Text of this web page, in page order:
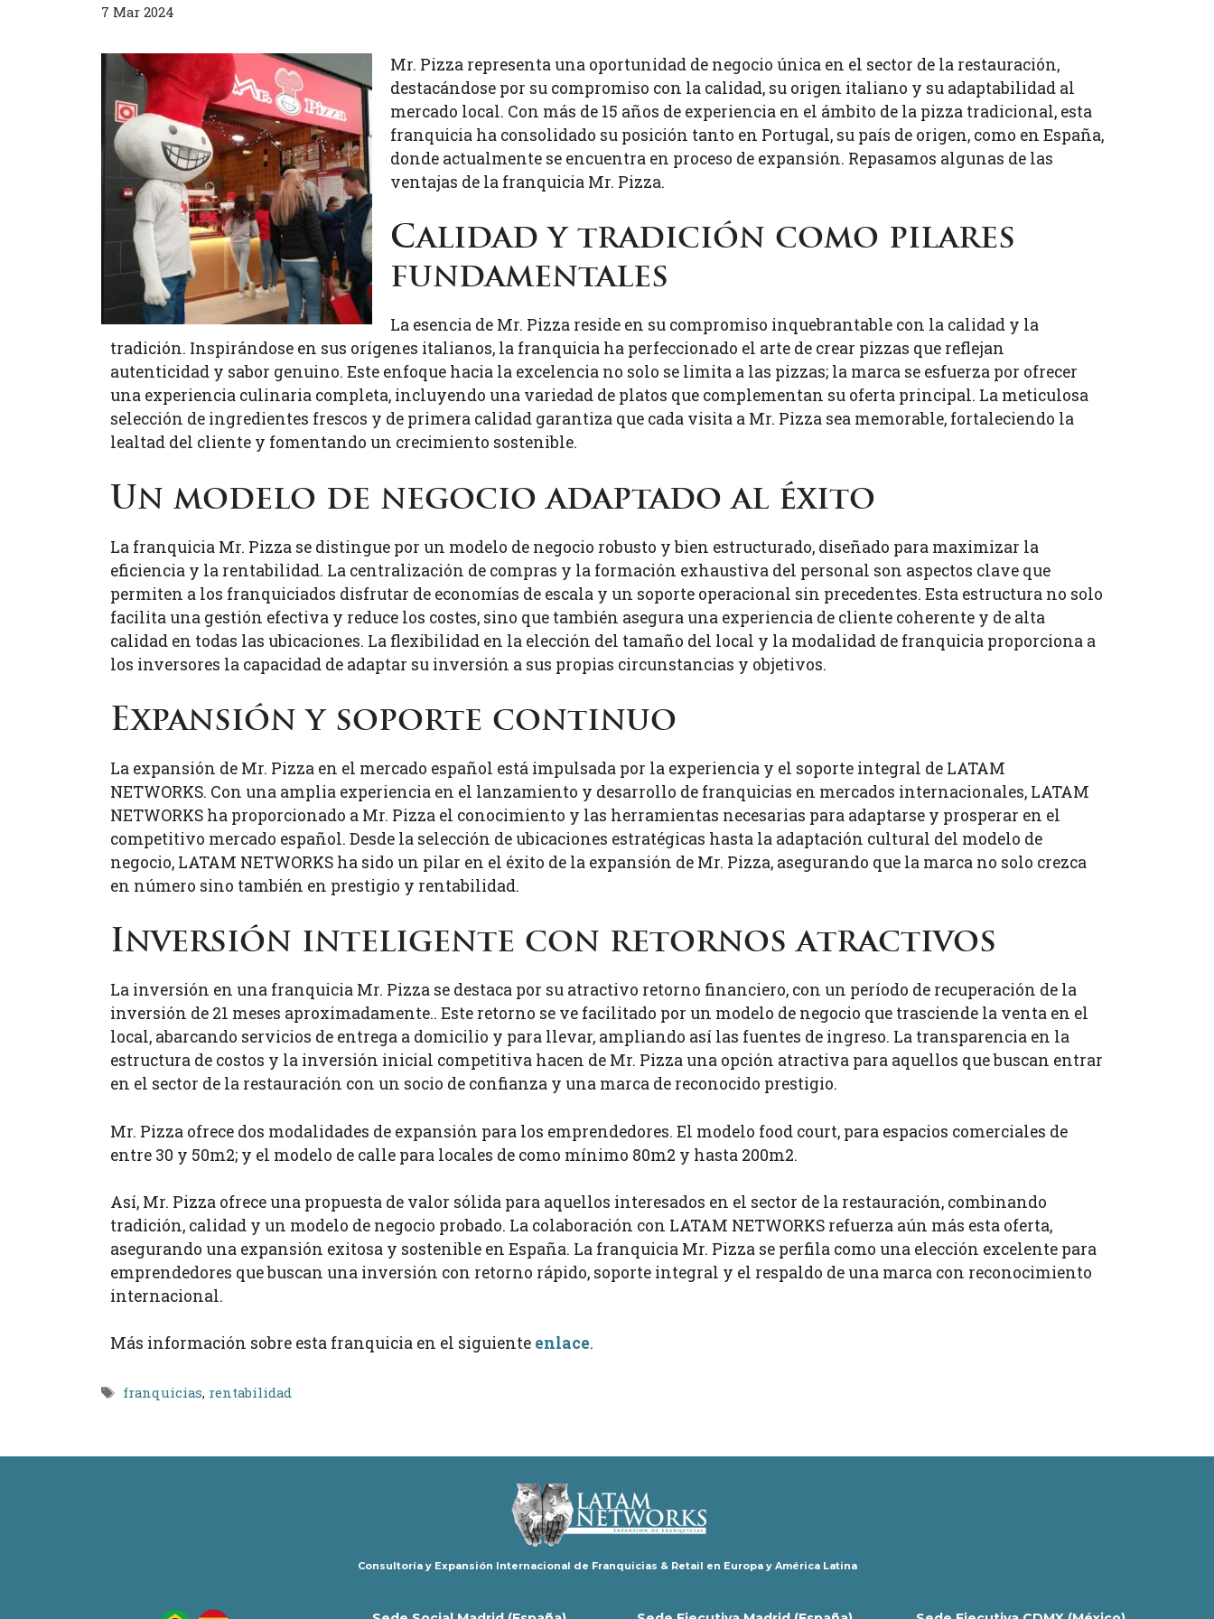
7 Mar 2024
Mr. Pizza representa una oportunidad de negocio única en el sector de la restauración,
destacándose por su compromiso con la calidad, su origen italiano y su adaptabilidad al
mercado local. Con más de 15 años de experiencia en el ámbito de la pizza tradicional, esta
franquicia ha consolidado su posición tanto en Portugal, su país de origen, como en España,
donde actualmente se encuentra en proceso de expansión. Repasamos algunas de las
ventajas de la franquicia Mr. Pizza.
Calidad y tradición como pilares
fundamentales
La esencia de Mr. Pizza reside en su compromiso inquebrantable con la calidad y la
tradición. Inspirándose en sus orígenes italianos, la franquicia ha perfeccionado el arte de crear pizzas que reflejan
autenticidad y sabor genuino. Este enfoque hacia la excelencia no solo se limita a las pizzas; la marca se esfuerza por ofrecer
una experiencia culinaria completa, incluyendo una variedad de platos que complementan su oferta principal. La meticulosa
selección de ingredientes frescos y de primera calidad garantiza que cada visita a Mr. Pizza sea memorable, fortaleciendo la
lealtad del cliente y fomentando un crecimiento sostenible.
Un modelo de negocio adaptado al éxito
La franquicia Mr. Pizza se distingue por un modelo de negocio robusto y bien estructurado, diseñado para maximizar la
eficiencia y la rentabilidad. La centralización de compras y la formación exhaustiva del personal son aspectos clave que
permiten a los franquiciados disfrutar de economías de escala y un soporte operacional sin precedentes. Esta estructura no solo
facilita una gestión efectiva y reduce los costes, sino que también asegura una experiencia de cliente coherente y de alta
calidad en todas las ubicaciones. La flexibilidad en la elección del tamaño del local y la modalidad de franquicia proporciona a
los inversores la capacidad de adaptar su inversión a sus propias circunstancias y objetivos.
Expansión y soporte continuo
La expansión de Mr. Pizza en el mercado español está impulsada por la experiencia y el soporte integral de LATAM
NETWORKS. Con una amplia experiencia en el lanzamiento y desarrollo de franquicias en mercados internacionales, LATAM
NETWORKS ha proporcionado a Mr. Pizza el conocimiento y las herramientas necesarias para adaptarse y prosperar en el
competitivo mercado español. Desde la selección de ubicaciones estratégicas hasta la adaptación cultural del modelo de
negocio, LATAM NETWORKS ha sido un pilar en el éxito de la expansión de Mr. Pizza, asegurando que la marca no solo crezca
en número sino también en prestigio y rentabilidad.
Inversión inteligente con retornos atractivos
La inversión en una franquicia Mr. Pizza se destaca por su atractivo retorno financiero, con un período de recuperación de la
inversión de 21 meses aproximadamente.. Este retorno se ve facilitado por un modelo de negocio que trasciende la venta en el
local, abarcando servicios de entrega a domicilio y para llevar, ampliando así las fuentes de ingreso. La transparencia en la
estructura de costos y la inversión inicial competitiva hacen de Mr. Pizza una opción atractiva para aquellos que buscan entrar
en el sector de la restauración con un socio de confianza y una marca de reconocido prestigio.
Mr. Pizza ofrece dos modalidades de expansión para los emprendedores. El modelo food court, para espacios comerciales de
entre 30 y 50m2; y el modelo de calle para locales de como mínimo 80m2 y hasta 200m2.
Así, Mr. Pizza ofrece una propuesta de valor sólida para aquellos interesados en el sector de la restauración, combinando
tradición, calidad y un modelo de negocio probado. La colaboración con LATAM NETWORKS refuerza aún más esta oferta,
asegurando una expansión exitosa y sostenible en España. La franquicia Mr. Pizza se perfila como una elección excelente para
emprendedores que buscan una inversión con retorno rápido, soporte integral y el respaldo de una marca con reconocimiento
internacional.
Más información sobre esta franquicia en el siguiente enlace.
Etiquetas
franquicias, rentabilidad
Consultoría y Expansión Internacional de Franquicias & Retail en Europa y América Latina